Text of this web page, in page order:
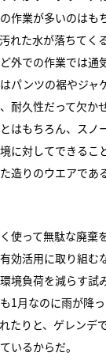
作業が多いのはも
れた水が落ちてく
外での作業では通
パンツの裾やジャ
耐久性だって欠か
はもちろん、スノ
に対してできるこ
造りのウエアであ
使って無駄な廃棄
効活用に取り組む
境負荷を減らす試
1月なのに雨が降
たりと、ゲレンデ
いるからだ。